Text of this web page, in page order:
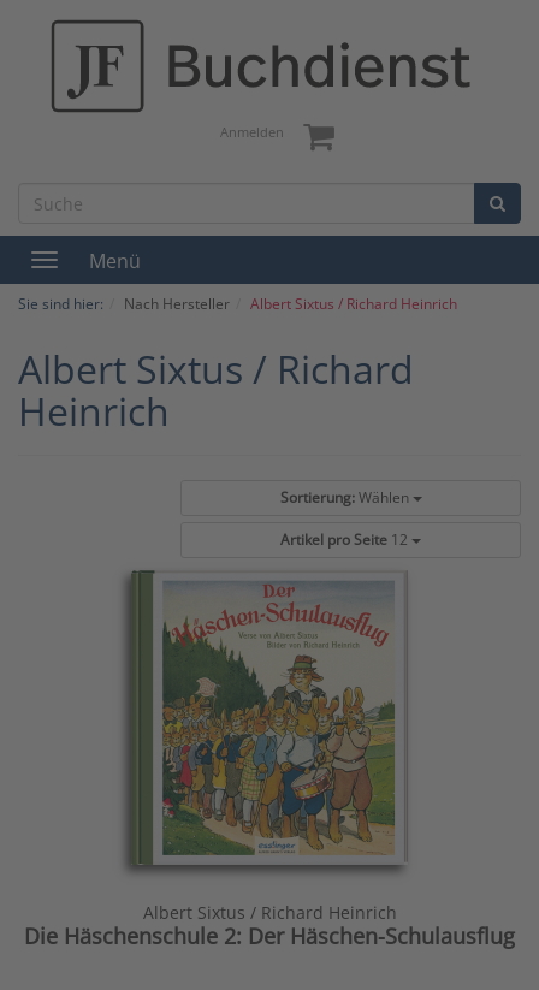
Anmelden
Toggle
navigation
Menü
Sie sind hier: Nach Hersteller Albert Sixtus / Richard Heinrich
Albert Sixtus / Richard
Heinrich
Sortierung: Wählen
Artikel pro Seite 12
Albert Sixtus / Richard Heinrich
Die Häschenschule 2: Der Häschen-Schulausflug